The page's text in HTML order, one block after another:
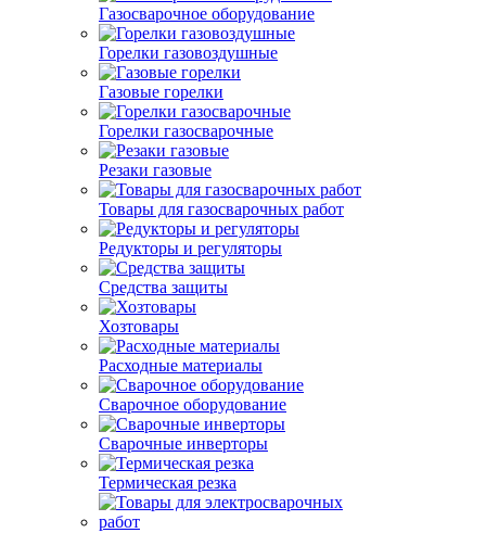
Газосварочное оборудование
Горелки газовоздушные
Газовые горелки
Горелки газосварочные
Резаки газовые
Товары для газосварочных работ
Редукторы и регуляторы
Средства защиты
Хозтовары
Расходные материалы
Сварочное оборудование
Сварочные инверторы
Термическая резка